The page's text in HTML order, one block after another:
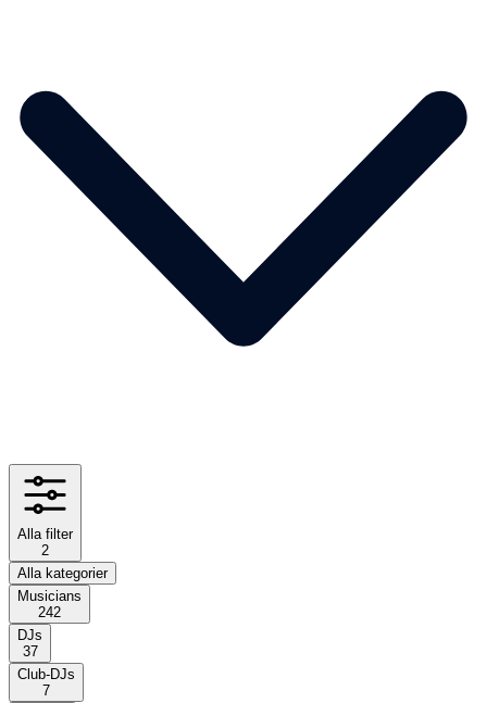
Alla filter
2
Alla kategorier
Musicians
242
DJs
37
Club-DJs
7